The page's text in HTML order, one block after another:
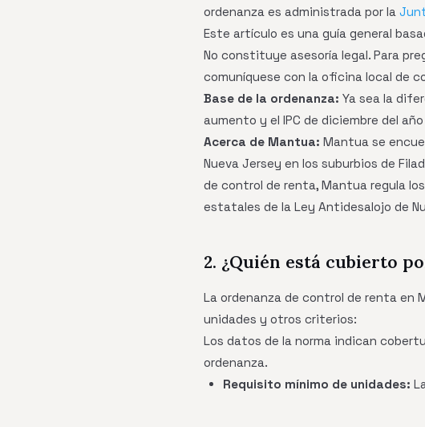
ordenanza es administrada por la
Este artículo es una guía general
No constituye asesoría legal. Para
comuníquese con la oficina local de
Base de la ordenanza: Ya sea la
aumento y el IPC de diciembre del
Acerca de Mantua: Mantua se
Nueva Jersey en los suburbios de
de control de renta, Mantua regula
estatales de la Ley Antidesalojo de
2. ¿Quién está cubierto
La ordenanza de control de renta en
unidades y otros criterios:
Los datos de la norma indican
ordenanza.
Requisito mínimo de unidades: